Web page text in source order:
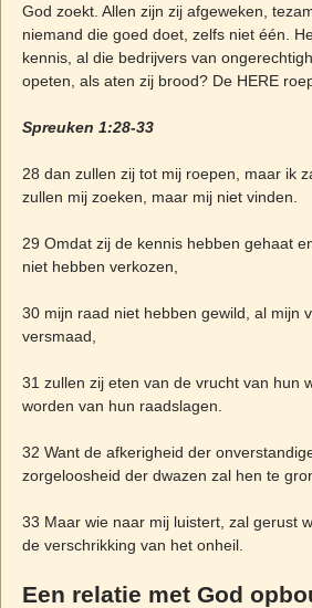
God zoekt. Allen zijn zij afgeweken,
niemand die goed doet, zelfs niet één.
kennis, al die bedrijvers van
opeten, als aten zij brood? De HERE
Spreuken 1:28-33
28 dan zullen zij tot mij roepen, maar ik
zullen mij zoeken, maar mij niet vinden.
29 Omdat zij de kennis hebben gehaat
niet hebben verkozen,
30 mijn raad niet hebben gewild, al mijn
versmaad,
31 zullen zij eten van de vrucht van hun
worden van hun raadslagen.
32 Want de afkerigheid der
zorgeloosheid der dwazen zal hen te
33 Maar wie naar mij luistert, zal gerust
de verschrikking van het onheil.
Een relatie met God